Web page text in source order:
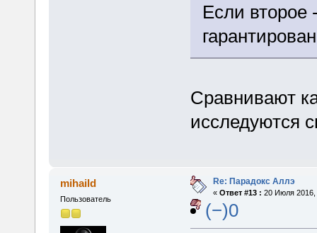
Если второе
Сравнивают
исследуются
mihaild
Пользователь
Re: Парадокс Аллэ
« Ответ #13 : 20 Июля 2016,
(−)0